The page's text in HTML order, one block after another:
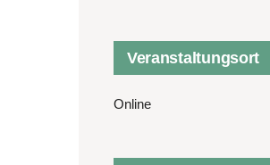
Veranstaltungsort
Online